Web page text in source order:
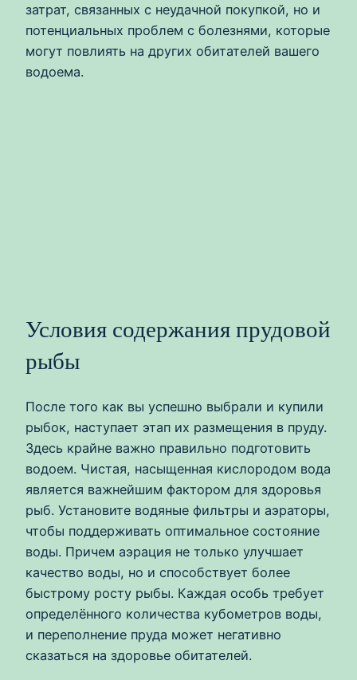
затрат, связанных с неудачной покупкой, но и
потенциальных проблем с болезнями, которые
могут повлиять на других обитателей вашего
водоема.
Условия содержания прудовой
рыбы
После того как вы успешно выбрали и купили
рыбок, наступает этап их размещения в пруду.
Здесь крайне важно правильно подготовить
водоем. Чистая, насыщенная кислородом вода
является важнейшим фактором для здоровья
рыб. Установите водяные фильтры и аэраторы,
чтобы поддерживать оптимальное состояние
воды. Причем аэрация не только улучшает
качество воды, но и способствует более
быстрому росту рыбы. Каждая особь требует
определённого количества кубометров воды,
и переполнение пруда может негативно
сказаться на здоровье обитателей.